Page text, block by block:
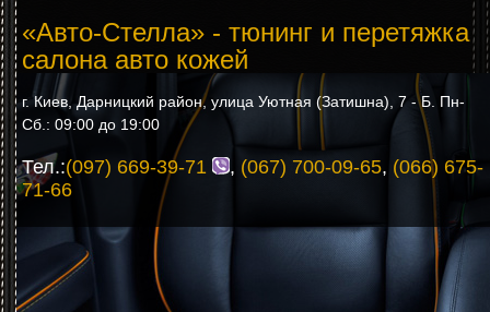
«Авто-Стелла» - тюнинг и перетяжка
салона авто кожей
г. Киев, Дарницкий район, улица Уютная (Затишна), 7 - Б. Пн-
Сб.: 09:00 до 19:00
Тел.:(097) 669-39-71 , (067) 700-09-65, (066) 675-
71-66